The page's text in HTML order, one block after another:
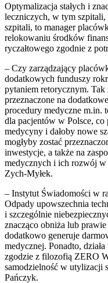
Optymalizacja stałych i
leczniczych, w tym szpitali,
szpitali, to manager
relokowaniu środków
ryczałtowego zgodnie z
– Czy zarządzający
dodatkowych funduszy
pytaniem retorycznym. Tak
przeznaczone na
procedury medyczne m.in.
dla pacjentów w Polsce,
medycyny i dałoby nowe
mogłyby zostać
inwestycje, a także na
medycznych i ich rozwój w
Zych-Myłek.
– Instytut Świadomości w
Odpady upowszechnia
i szczególnie
znacząco obniża lub
dodatkowo generuje
medycznej. Ponadto,
zgodzie z filozofią ZERO
samodzielność w utylizacji
Pańczyk.